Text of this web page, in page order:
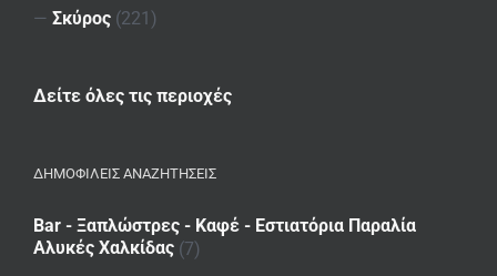
— Σκύρος (221)
Δείτε όλες τις περιοχές
ΔΗΜΟΦΙΛΕΙΣ ΑΝΑΖΗΤΗΣΕΙΣ
Bar - Ξαπλώστρες - Καφέ - Εστιατόρια Παραλία
Αλυκές Χαλκίδας (7)